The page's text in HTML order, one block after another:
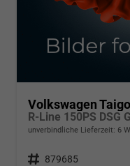
Volkswagen Taigo
unverbindliche Lieferzeit: 6
Fahrzeugnr. 879685